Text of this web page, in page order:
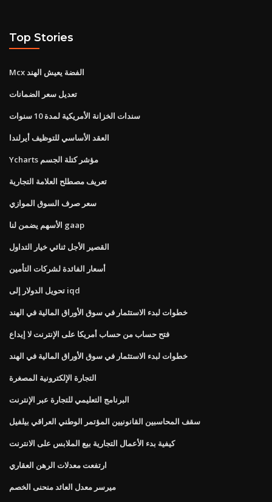
Top Stories
Mcx الفضة يعيش الهند
تعديل سعر الضمانات
سندات الخزانة الأمريكية لمدة 10 سنوات
العقد الأساسي للتوظيف أيرلندا
Ycharts مؤشر كتلة الجسم
تعريف مصطلح العلامة التجارية
سعر صرف السوق الموازي
الأسهم يضمن لنا gaap
القصير الأجل ثنائي خيار التداول
أسعار الفائدة لشركات التأمين
تحويل الدولار إلى iqd
خطوات لبدء الاستثمار في سوق الأوراق المالية في الهند
فتح حساب من حساب أمريكا على الإنترنت لا إيداع
خطوات لبدء الاستثمار في سوق الأوراق المالية في الهند
التجارة الإلكترونية المصغرة
البرنامج التعليمي للتجارة عبر الإنترنت
سقف المحاسبين القانونيين المؤتمر الوطني العراقي بيلفيل
كيفية بدء الأعمال التجارية بيع الملابس على الانترنت
ارتفعت معدلات الرهن العقاري
ميرسر معدل العائد منحنى الخصم